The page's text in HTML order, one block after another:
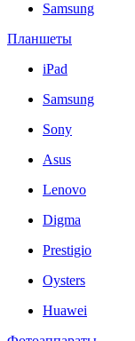
Samsung
Планшеты
iPad
Samsung
Sony
Asus
Lenovo
Digma
Prestigio
Oysters
Huawei